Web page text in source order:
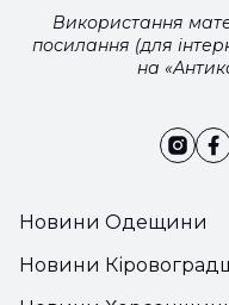
Новини Одещини
Новини
Використання
посилання (для
на